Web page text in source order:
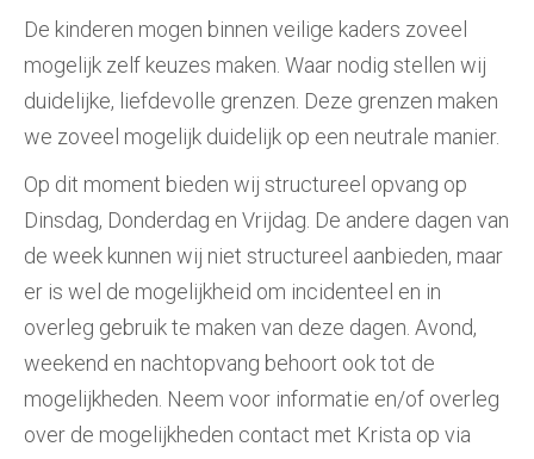
De kinderen mogen binnen veilige kaders zoveel
mogelijk zelf keuzes maken. Waar nodig stellen wij
duidelijke, liefdevolle grenzen. Deze grenzen maken
we zoveel mogelijk duidelijk op een neutrale manier.
Op dit moment bieden wij structureel opvang op
Dinsdag, Donderdag en Vrijdag. De andere dagen van
de week kunnen wij niet structureel aanbieden, maar
er is wel de mogelijkheid om incidenteel en in
overleg gebruik te maken van deze dagen. Avond,
weekend en nachtopvang behoort ook tot de
mogelijkheden. Neem voor informatie en/of overleg
over de mogelijkheden contact met Krista op via